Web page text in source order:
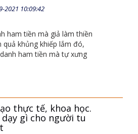
2021 10:09:42
ham tiền mà giả làm thiền
quả khủng khiếp lắm đó,
ham tiền mà tự xưng
thực tế, khoa học.
gì cho người tu